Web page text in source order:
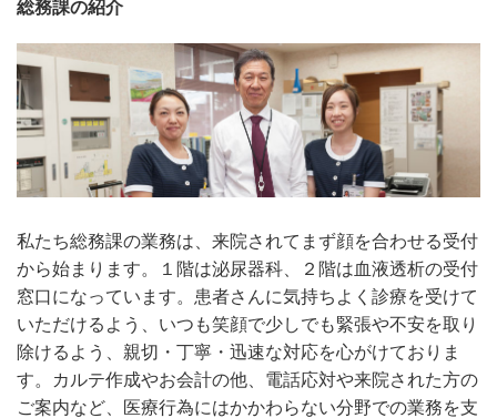
総務課の紹介
私たち総務課の業務は、来院されてまず顔を合わせる受付
から始まります。１階は泌尿器科、２階は血液透析の受付
窓口になっています。患者さんに気持ちよく診療を受けて
いただけるよう、いつも笑顔で少しでも緊張や不安を取り
除けるよう、親切・丁寧・迅速な対応を心がけておりま
す。カルテ作成やお会計の他、電話応対や来院された方の
ご案内など、医療行為にはかかわらない分野での業務を支